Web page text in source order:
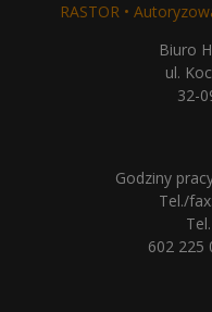
RASTOR •
Biuro
ul.
32-
Godziny
Tel./fax:
602 225